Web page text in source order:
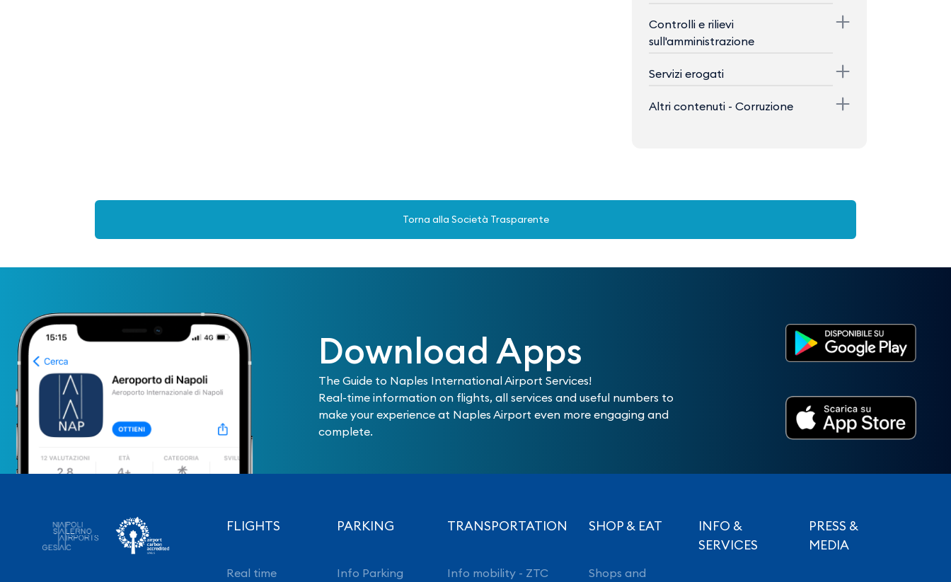
Controlli e rilievi
sull'amministrazione
Servizi erogati
Altri contenuti - Corruzione
Torna alla Società Trasparente
Download Apps
The Guide to Naples International Airport Services!
Real-time information on flights, all services and useful numbers to
make your experience at Naples Airport even more engaging and
complete.
FLIGHTS
Real time
PARKING
Info Parking
TRANSPORTATION
Info mobility - ZTC
SHOP & EAT
Shops and
INFO &
SERVICES
PRESS &
MEDIA